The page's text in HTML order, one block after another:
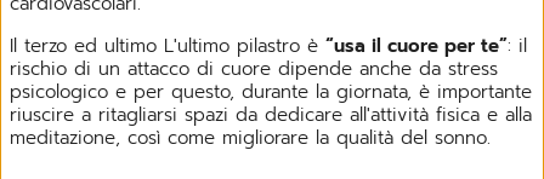
Il terzo ed ultimo L'ultimo pilastro è “usa il cuore per te”: il
rischio di un attacco di cuore dipende anche da stress
psicologico e per questo, durante la giornata, è importante
riuscire a ritagliarsi spazi da dedicare all'attività fisica e alla
meditazione, così come migliorare la qualità del sonno.